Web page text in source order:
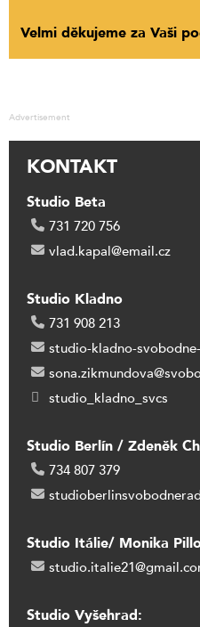
Velmi děkujeme za Vaši
Advertisement
KONTAKT
Studio Beta
731 720 756
vlad.kapal@email.cz
Studio Kladno
731 908 213
studio-kladno-
studio_kladno_svcs
Studio Berlín / Zdeněk
734 807 379
Studio Itálie/ Monika
Studio Vyšehrad: